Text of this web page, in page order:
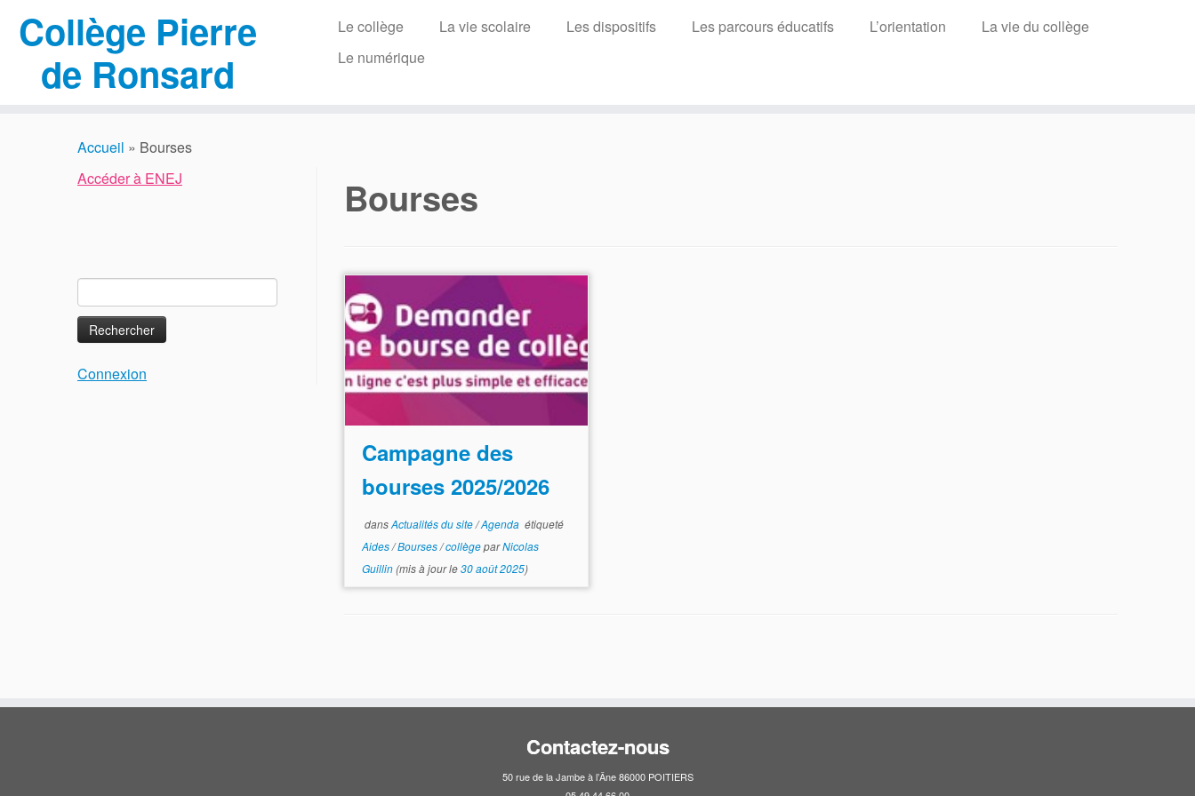
Collège Pierre
de Ronsard
Le collège La vie scolaire Les dispositifs Les parcours éducatifs L’orientation
La vie du collège
Le numérique
Accueil » Bourses
Accéder à ENEJ
Connexion
Bourses
Campagne des
bourses 2025/2026
dansActualités du site/Agenda étiqueté
Aides/Bourses/collègeparNicolas
Guillin(mis à jour le30 août 2025)
Contactez-nous
50 rue de la Jambe à l’Âne 86000 POITIERS